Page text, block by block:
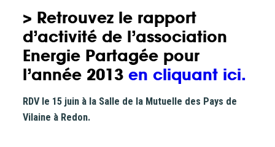
> Retrouvez le rapport
d’activité de l’association
Energie Partagée pour
l’année 2013 en cliquant ici.
RDV le 15 juin à la Salle de la Mutuelle des Pays de
Vilaine à Redon.